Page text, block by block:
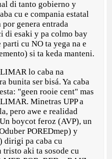
di tanto gobierno y
cu e compania estatal
genera entrada
di esaki y pa colmo bay
parti cu NO ta yega na e
si ta keda manteni.
lo caba na
bunita ser bisá. Ya caba
"geen rooie cent" mas
Minetras UPP a
pero awe e realidad
boycot feroz (AVP), un
POREDmep) y
dirigi pa caba cu
aki ta sosode cu